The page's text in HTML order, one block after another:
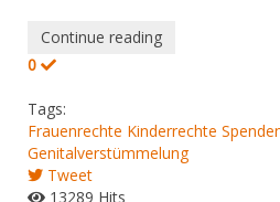
Continue reading
0
Tags:
Frauenrechte Kinderrechte
Genitalverstümmelung
Tweet
13289 Hits